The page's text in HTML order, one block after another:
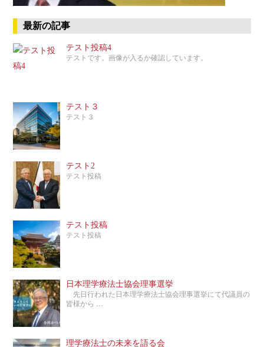
最新の記事
テスト投稿4
テストです。画像が入るか確認しています。
テスト３
テスト３
テスト2
テスト投稿
テスト投稿
テスト投稿
日本理学療法士協会理事選挙
先日行われた日本理学療法士協会理事選挙にて代議員の
皆様から …
理学療法士の未来を語る会